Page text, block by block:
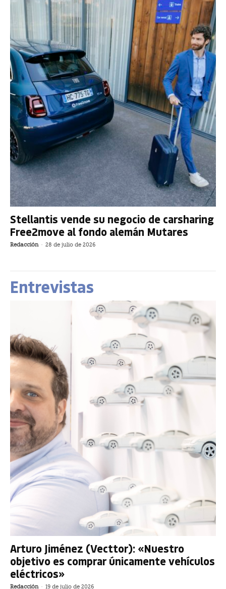
Stellantis vende su negocio de carsharing
Free2move al fondo alemán Mutares
Redacción - 28 de julio de 2026
Entrevistas
Arturo Jiménez (Vecttor): «Nuestro
objetivo es comprar únicamente vehículos
eléctricos»
Redacción - 19 de julio de 2026